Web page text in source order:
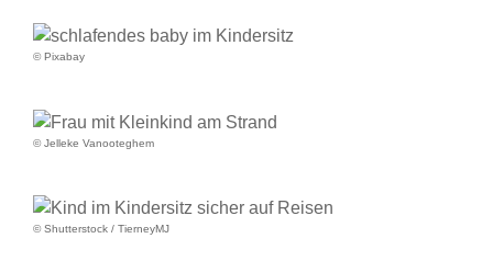
© Pixabay
© Jelleke Vanooteghem
© Shutterstock / TierneyMJ